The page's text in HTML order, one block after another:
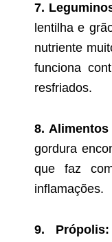
7.
lentilha e
nutriente
funciona
resfriados.
8.
gordura
que faz
inflamações.
9. Própolis: